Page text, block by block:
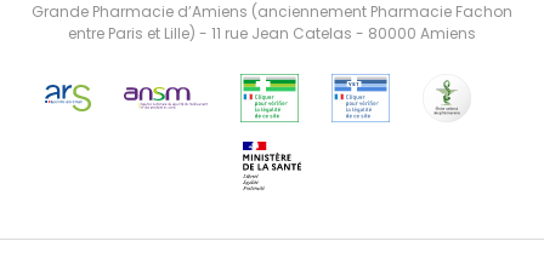
Grande Pharmacie d’Amiens (anciennement Pharmacie Fachon
entre Paris et Lille) - 11 rue Jean Catelas - 80000 Amiens